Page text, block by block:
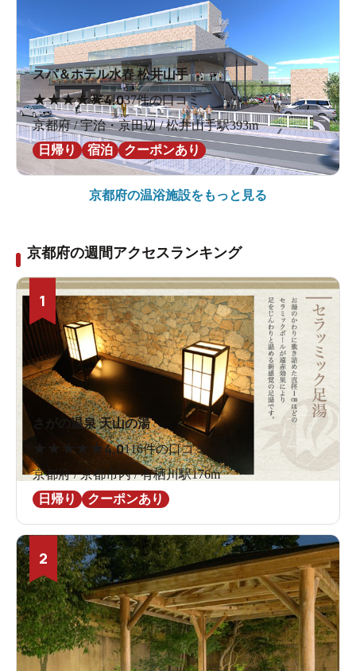
スパ＆ホテル水春 松井山手
★★★★★4.037件の口コミ
京都府 / 宇治・京田辺 / 松井山手駅393m
日帰り
宿泊 クーポンあり
京都府の温浴施設をもっと見る
京都府の週間アクセスランキング
1
さがの温泉 天山の湯
★ ★ ★4.0116件の口コミ
京都府 / 京都市内 / 有栖川駅176m
日帰り
クーポンあり
2